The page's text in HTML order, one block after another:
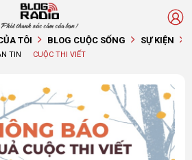
Phát thanh xúc cảm của bạn !
TÔI BLOG CUỘC SỐNG SỰ KIỆN
TIN CUỘC THI VIẾT